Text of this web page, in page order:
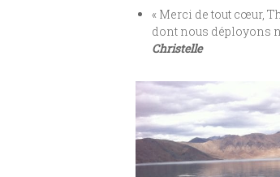
« Merci de tout cœur,
dont nous déployons
Christelle